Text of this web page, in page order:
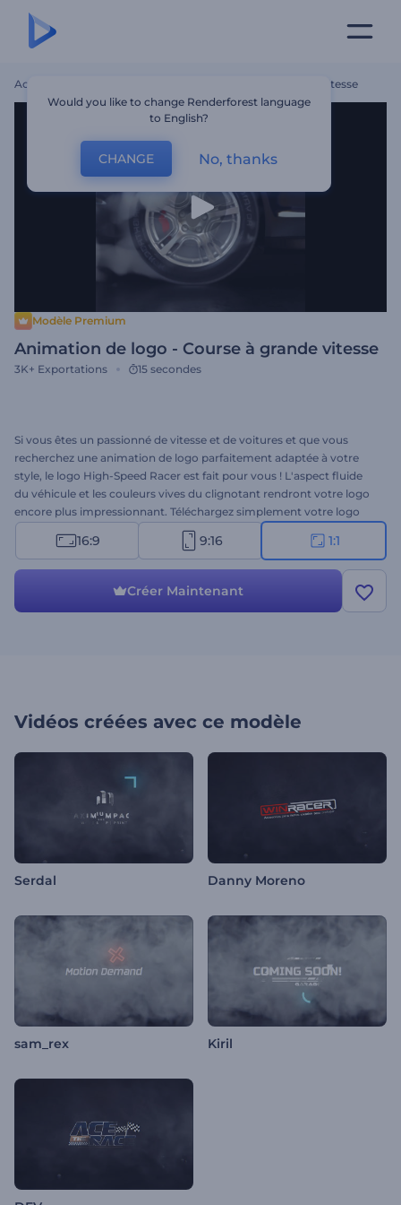
Accueil Animation De Logo - Course À Grande Vitesse
Modèle Premium
Animation de logo - Course à grande vitesse
3K+ Exportations 15 secondes
Si vous êtes un passionné de vitesse et de voitures et que vous
recherchez une animation de logo parfaitement adaptée à votre
style, le logo High-Speed Racer est fait pour vous ! L'aspect fluide
du véhicule et les couleurs vives du clignotant rendront votre logo
encore plus impressionnant. Téléchargez simplement votre logo
pour créer l'animation la plus efficace qui soit. Idéal pour les
publicités TV, les chaînes YouTube, les introductions de
dès maintenant ! Version carrée. 3… 2… 1… C'est parti !
16:9 9:16 1:1
Créer Maintenant
Vidéos créées avec ce modèle
Serdal Danny Moreno
sam_rex Kiril
Would you like to change Renderforest language
to English?
CHANGE No, thanks